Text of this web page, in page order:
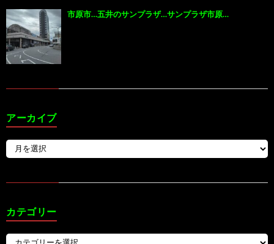
市原市…五井のサンプラザ…サンプラザ市原…
アーカイブ
カテゴリー